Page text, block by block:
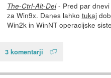
The-Ctrl-Alt-Del- Pred par dnevi
za Win9x. Danes lahko tukaj
Win2k in WinNT operacijske
3 komentarji